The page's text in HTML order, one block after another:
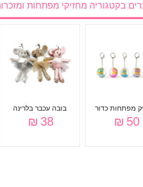
בקטגוריה מחזיקי מפתחות
מפתחות כדור
50 ₪
בובה עכבר בלרינה
38 ₪